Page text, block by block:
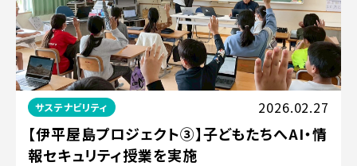
サステナビリティ 2026.02.27
【伊平屋島プロジェクト③】子どもたちへAI・情
報セキュリティ授業を実施